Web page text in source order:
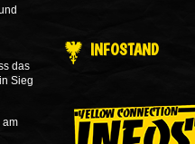
das
Sieg
am
INFOSTAND